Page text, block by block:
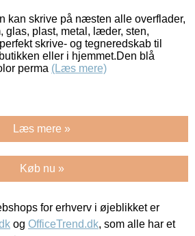
kan skrive på næsten alle overflader,
glas, plast, metal, læder, sten,
skrive- og tegneredskab til
eller i hjemmet.Den blå
perma (Læs mere)
Læs mere »
Køb nu »
for erhverv i øjeblikket er
og OfficeTrend.dk, som alle har et